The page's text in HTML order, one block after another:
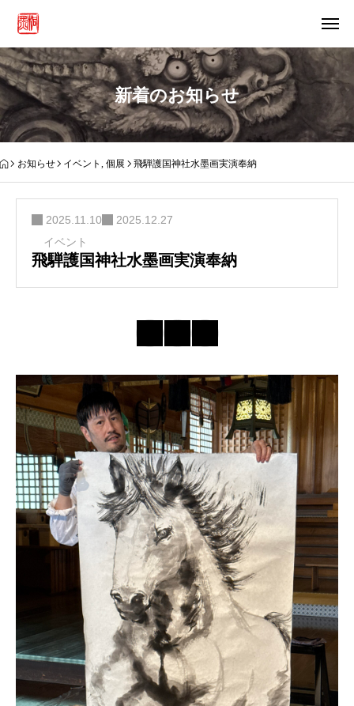
新着のお知らせ
お知らせ イベント,個展 飛騨護国神社水墨画実演奉納
2025.11.10 2025.12.27
イベント
飛騨護国神社水墨画実演奉納